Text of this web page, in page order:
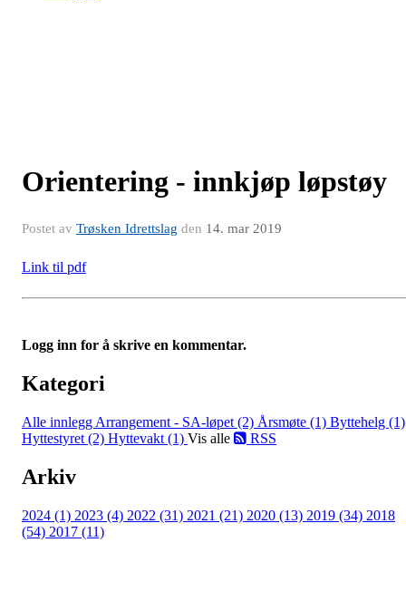
Orientering - innkjøp løpstøy
Postet av Trøsken Idrettslag den 14. mar 2019
Link til pdf
Logg inn for å skrive en kommentar.
Kategori
Alle innlegg Arrangement - SA-løpet (2) Årsmøte (1) Byttehelg (1)
Hyttestyret (2) Hyttevakt (1) Vis alle RSS
Arkiv
2024 (1) 2023 (4) 2022 (31) 2021 (21) 2020 (13) 2019 (34) 2018
(54) 2017 (11)